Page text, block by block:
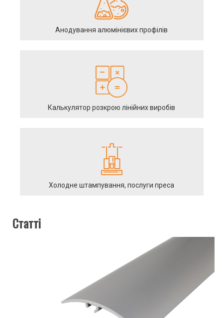
Анодування алюмінієвих профілів
Калькулятор розкрою лінійних виробів
Холодне штампування, послуги преса
Статті